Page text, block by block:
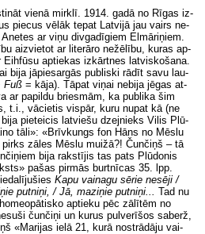
vie­nā mir­klī. 1914. ga­dā no Rī­gas iz­
piec­us vē­lāk te­pat Lat­vi­jā jau vairs ne­
ar vi­ņu div­ga­dī­giem El­mā­ri­ņiem.
aiz­vie­tot ar li­te­rā­ro ne­žē­lī­bu, ku­ras ap­
ap­tie­kas iz­kār­tnes lat­vis­ko­ša­na.
bi­ja jā­pie­sar­gās pub­lis­ki rā­dīt sa­vu lau­
Fuß = kā­ja). Tā­pat vi­ņai ne­bi­ja jē­gas at­
ar pa­pil­du bries­mām, ka pub­li­ka šim
t.i., vā­cie­tis vis­pār, ku­ru nu­pat kā (ne
pie­tei­cis lat­vie­šu dzej­nieks Vi­lis Plū­
tā­li»: «Brīv­kungs fon Hāns no Mēs­lu
zā­les Mēs­lu mui­žā?! Čun­čiņš – tā
bi­ja rak­stī­jis tas pats Plū­do­nis
pa­šas pirm­ās bur­tnī­cas 35. lpp.
Ka­pu vai­na­gu sē­rie ne­sē­ji /
put­ni­ņi, / Jā, ma­zi­ņie put­ni­ņi... Tad nu
ap­tie­ku pēc zā­lī­tēm no
čun­či­ņi un ku­rus pul­ve­rī­šos sa­berž,
«Ma­ri­jas ie­lā 21, ku­rā no­strā­dā­ju vai­